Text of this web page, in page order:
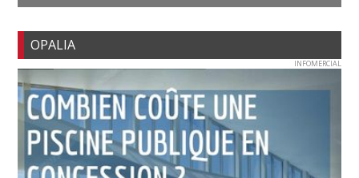
OPALIA
INFOMERCIAL